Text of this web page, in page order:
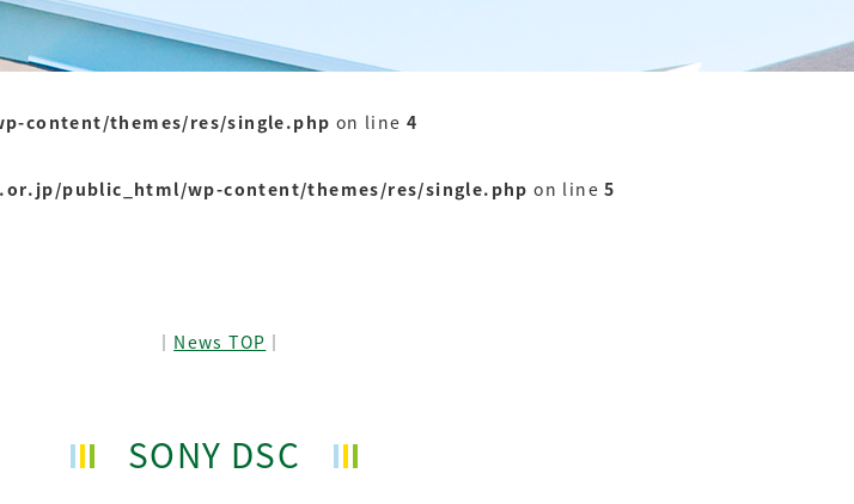
content/themes/res/single.php on line4
public_html/wp-content/themes/res/single.php on line5
│ News TOP │
SONY DSC